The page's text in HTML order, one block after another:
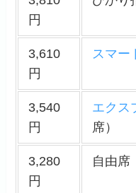
円
3,610
円
スマー
3,540
円
エクス
席）
3,280
円
自由席